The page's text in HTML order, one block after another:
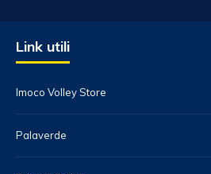
Link utili
Imoco Volley Store
Palaverde